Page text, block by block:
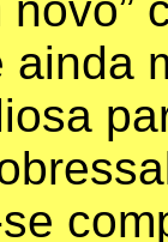
ainda